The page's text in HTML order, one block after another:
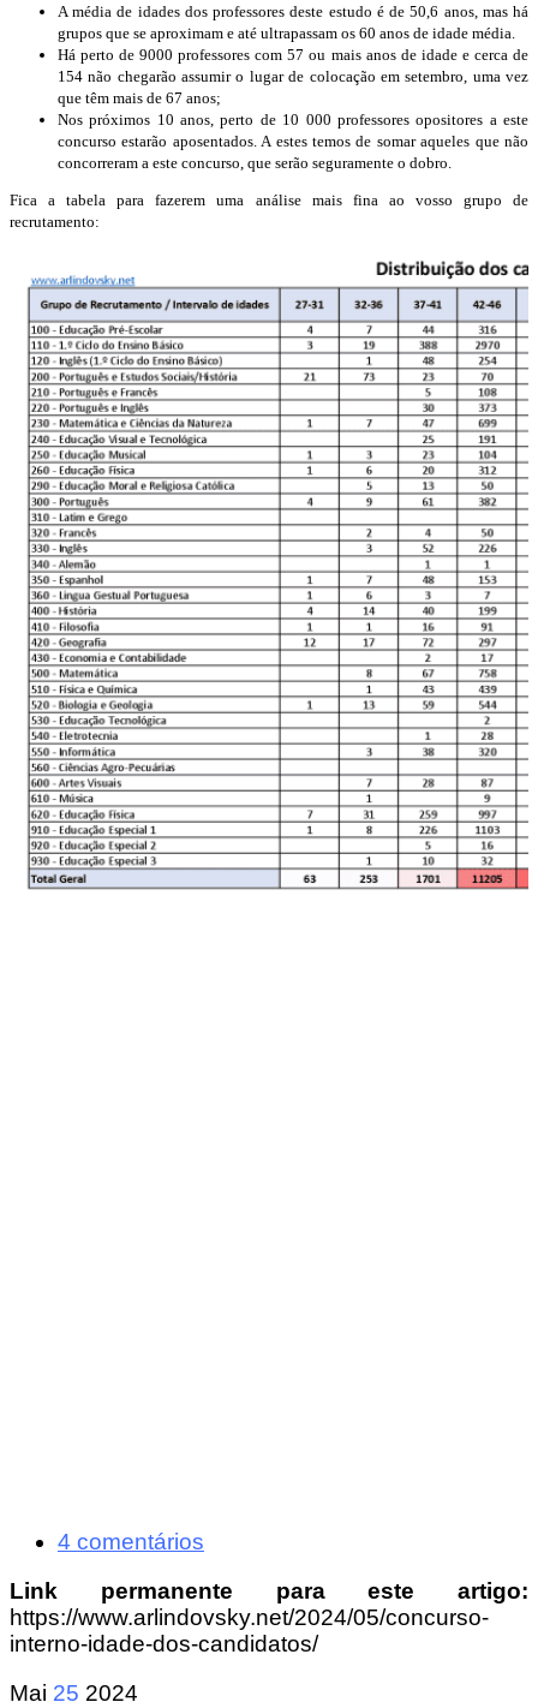
A média de idades dos professores deste estudo é de 50,6 anos, mas há
grupos que se aproximam e até ultrapassam os 60 anos de idade média.
Há perto de 9000 professores com 57 ou mais anos de idade e cerca de
154 não chegarão assumir o lugar de colocação em setembro, uma vez
que têm mais de 67 anos;
Nos próximos 10 anos, perto de 10 000 professores opositores a este
concurso estarão aposentados. A estes temos de somar aqueles que não
concorreram a este concurso, que serão seguramente o dobro.
Fica a tabela para fazerem uma análise mais fina ao vosso grupo de
recrutamento:
4 comentários
Link permanente para este artigo:
https://www.arlindovsky.net/2024/05/concurso-
interno-idade-dos-candidatos/
Mai 25 2024